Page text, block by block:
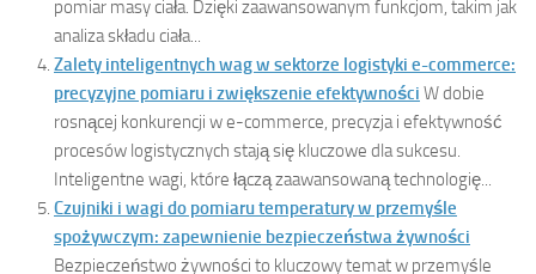
pomiar masy ciała. Dzięki zaawansowanym funkcjom, takim jak
analiza składu ciała...
Zalety inteligentnych wag w sektorze logistyki e-commerce:
precyzyjne pomiaru i zwiększenie efektywności W dobie
rosnącej konkurencji w e-commerce, precyzja i efektywność
procesów logistycznych stają się kluczowe dla sukcesu.
Inteligentne wagi, które łączą zaawansowaną technologię...
Czujniki i wagi do pomiaru temperatury w przemyśle
spożywczym: zapewnienie bezpieczeństwa żywności
Bezpieczeństwo żywności to kluczowy temat w przemyśle